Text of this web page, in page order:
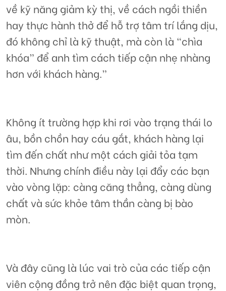
về kỹ năng giảm kỳ thị, về cách ngồi thiền
hay thực hành thở để hỗ trợ tâm trí lắng dịu,
đó không chỉ là kỹ thuật, mà còn là “chìa
khóa” để anh tìm cách tiếp cận nhẹ nhàng
hơn với khách hàng.”
Không ít trường hợp khi rơi vào trạng thái lo
âu, bồn chồn hay cáu gắt, khách hàng lại
tìm đến chất như một cách giải tỏa tạm
thời. Nhưng chính điều này lại đẩy các bạn
vào vòng lặp: càng căng thẳng, càng dùng
chất và sức khỏe tâm thần càng bị bào
mòn.
Và đây cũng là lúc vai trò của các tiếp cận
viên cộng đồng trở nên đặc biệt quan trọng,